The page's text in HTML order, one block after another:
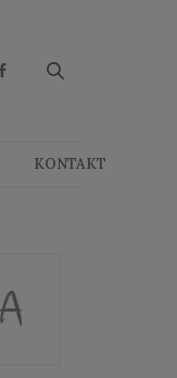
KONTAKT